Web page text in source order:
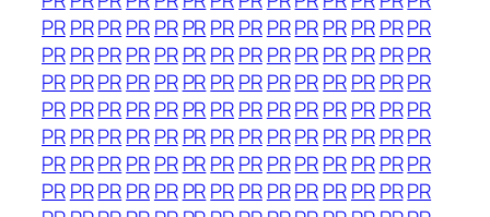
PRPRPRPRPR PRPRPRPRPRPRPR PRPR
PRPRPRPRPR PRPRPRPRPRPRPR PRPR
PRPRPRPRPR PRPRPRPRPRPRPR PRPR
PRPRPRPRPR PRPRPRPRPRPRPR PRPR
PRPRPRPRPR PRPRPRPRPRPRPR PRPR
PRPRPRPRPR PRPRPRPRPRPRPR PRPR
PRPRPRPRPR PRPRPRPRPRPRPR PRPR